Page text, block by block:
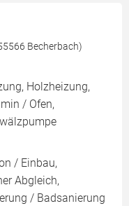
Becherbach)
Holzheizung,
/ Ofen,
/ Einbau,
Abgleich,
/ Badsanierung